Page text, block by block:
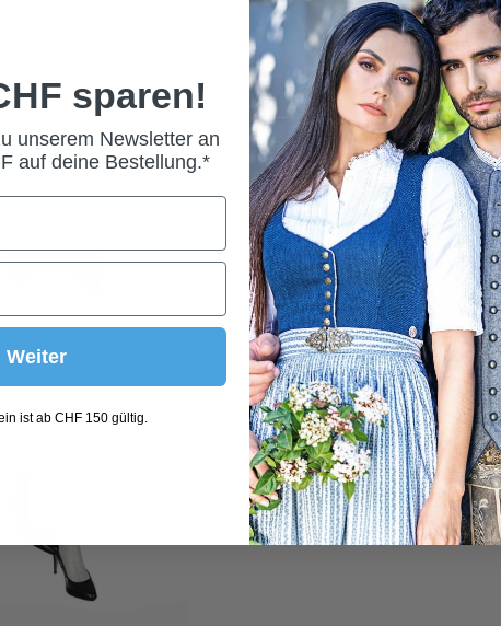
In den Warenkorb
sparen!
unserem Newsletter an
auf deine Bestellung.*
Weiter
ist ab CHF 150 gültig.